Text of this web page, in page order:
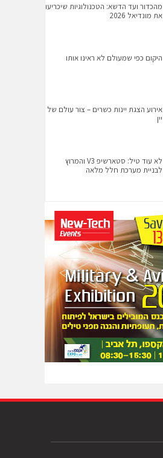
מהכדור ועד הדשא: הטכנולוגיות שיכריעו
את מונדיאל 2026
היקום כפי שמעולם לא ראינו אותו
אירוע הצגת יינות כשרים – צור עולם של
יין
לא עוד טיל: סטארשיפ V3 והמרוץ
לבניית מערכת חלל מלאה